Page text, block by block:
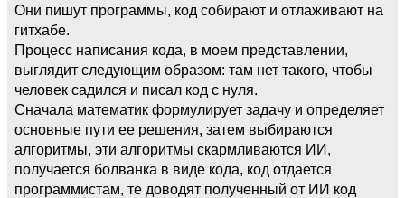
Они пишут программы, код собирают и отлаживают на
гитхабе.
Процесс написания кода, в моем представлении,
выглядит следующим образом: там нет такого, чтобы
человек садился и писал код с нуля.
Сначала математик формулирует задачу и определяет
основные пути ее решения, затем выбираются
алгоритмы, эти алгоритмы скармливаются ИИ,
получается болванка в виде кода, код отдается
программистам, те доводят полученный от ИИ код